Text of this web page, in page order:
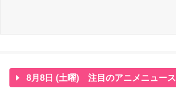
8月8日 (土曜) 注目のアニメニュース